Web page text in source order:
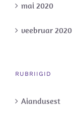
mai 2020
veebruar 2020
RUBRIIGID
Aiandusest